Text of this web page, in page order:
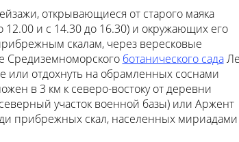
открывающиеся от старого маяка
и с 14.30 до 16.30) и окружающих его
скалам, через вересковые
Средиземноморского ботанического сада
или отдохнуть на обрамленных соснами
в 3 км к северо-востоку от деревни
участок военной базы) или Аржент
прибрежных скал, населенных мириадами